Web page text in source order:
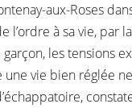
aux-Roses
l’ordre à sa vie,
les tensions
une vie bien réglée